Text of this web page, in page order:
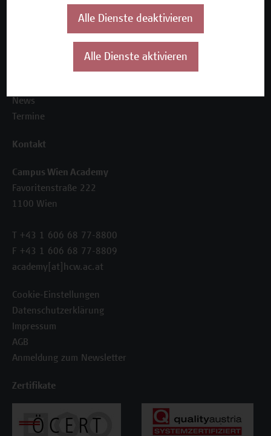
Die Campus Wien Academy
Referenzen und Partner*innen
News
Termine
Kontakt
Campus Wien Academy
Favoritenstraße 222
1100 Wien
T +43 1 606 68 77-8800
F +43 1 606 68 77-8809
academy[at]hcw.ac.at
Cookie-Einstellungen
Datenschutzerklärung
Impressum
AGB
Anmeldung zum Newsletter
Zertifikate
Alle Dienste deaktivieren
Alle Dienste aktivieren